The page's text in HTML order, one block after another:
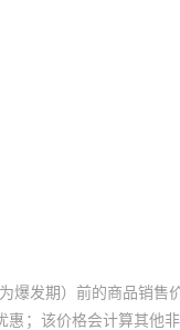
爆发期）前的商品销售
惠；该价格会计算其他